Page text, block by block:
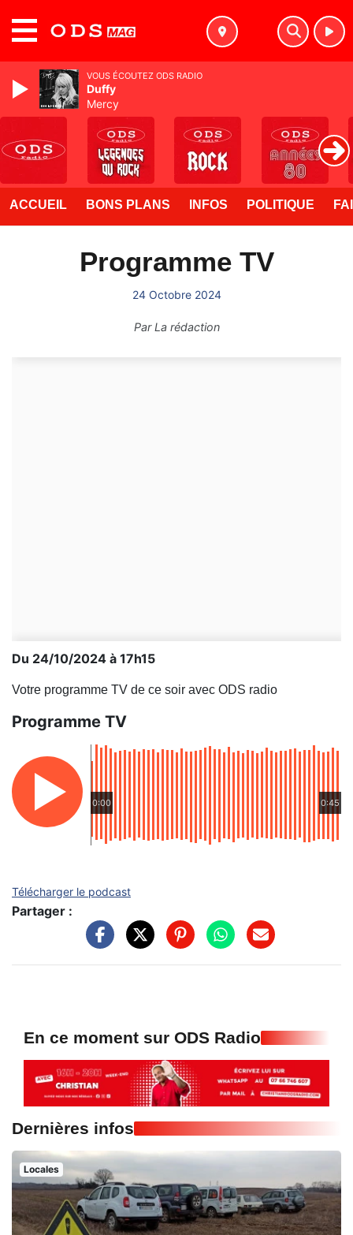
ACCUEIL BONS PLANS INFOS POLITIQUE
Programme TV
24 Octobre 2024
ParLa rédaction
Du 24/10/2024 à 17h15
Votre programme TV de ce soir avec ODS radio
Programme TV
0:00 0:45
Télécharger le podcast
Partager :
En ce moment sur ODS Radio
Dernières infos
Locales
VOUS ÉCOUTEZ ODS RADIO
Duffy
Mercy